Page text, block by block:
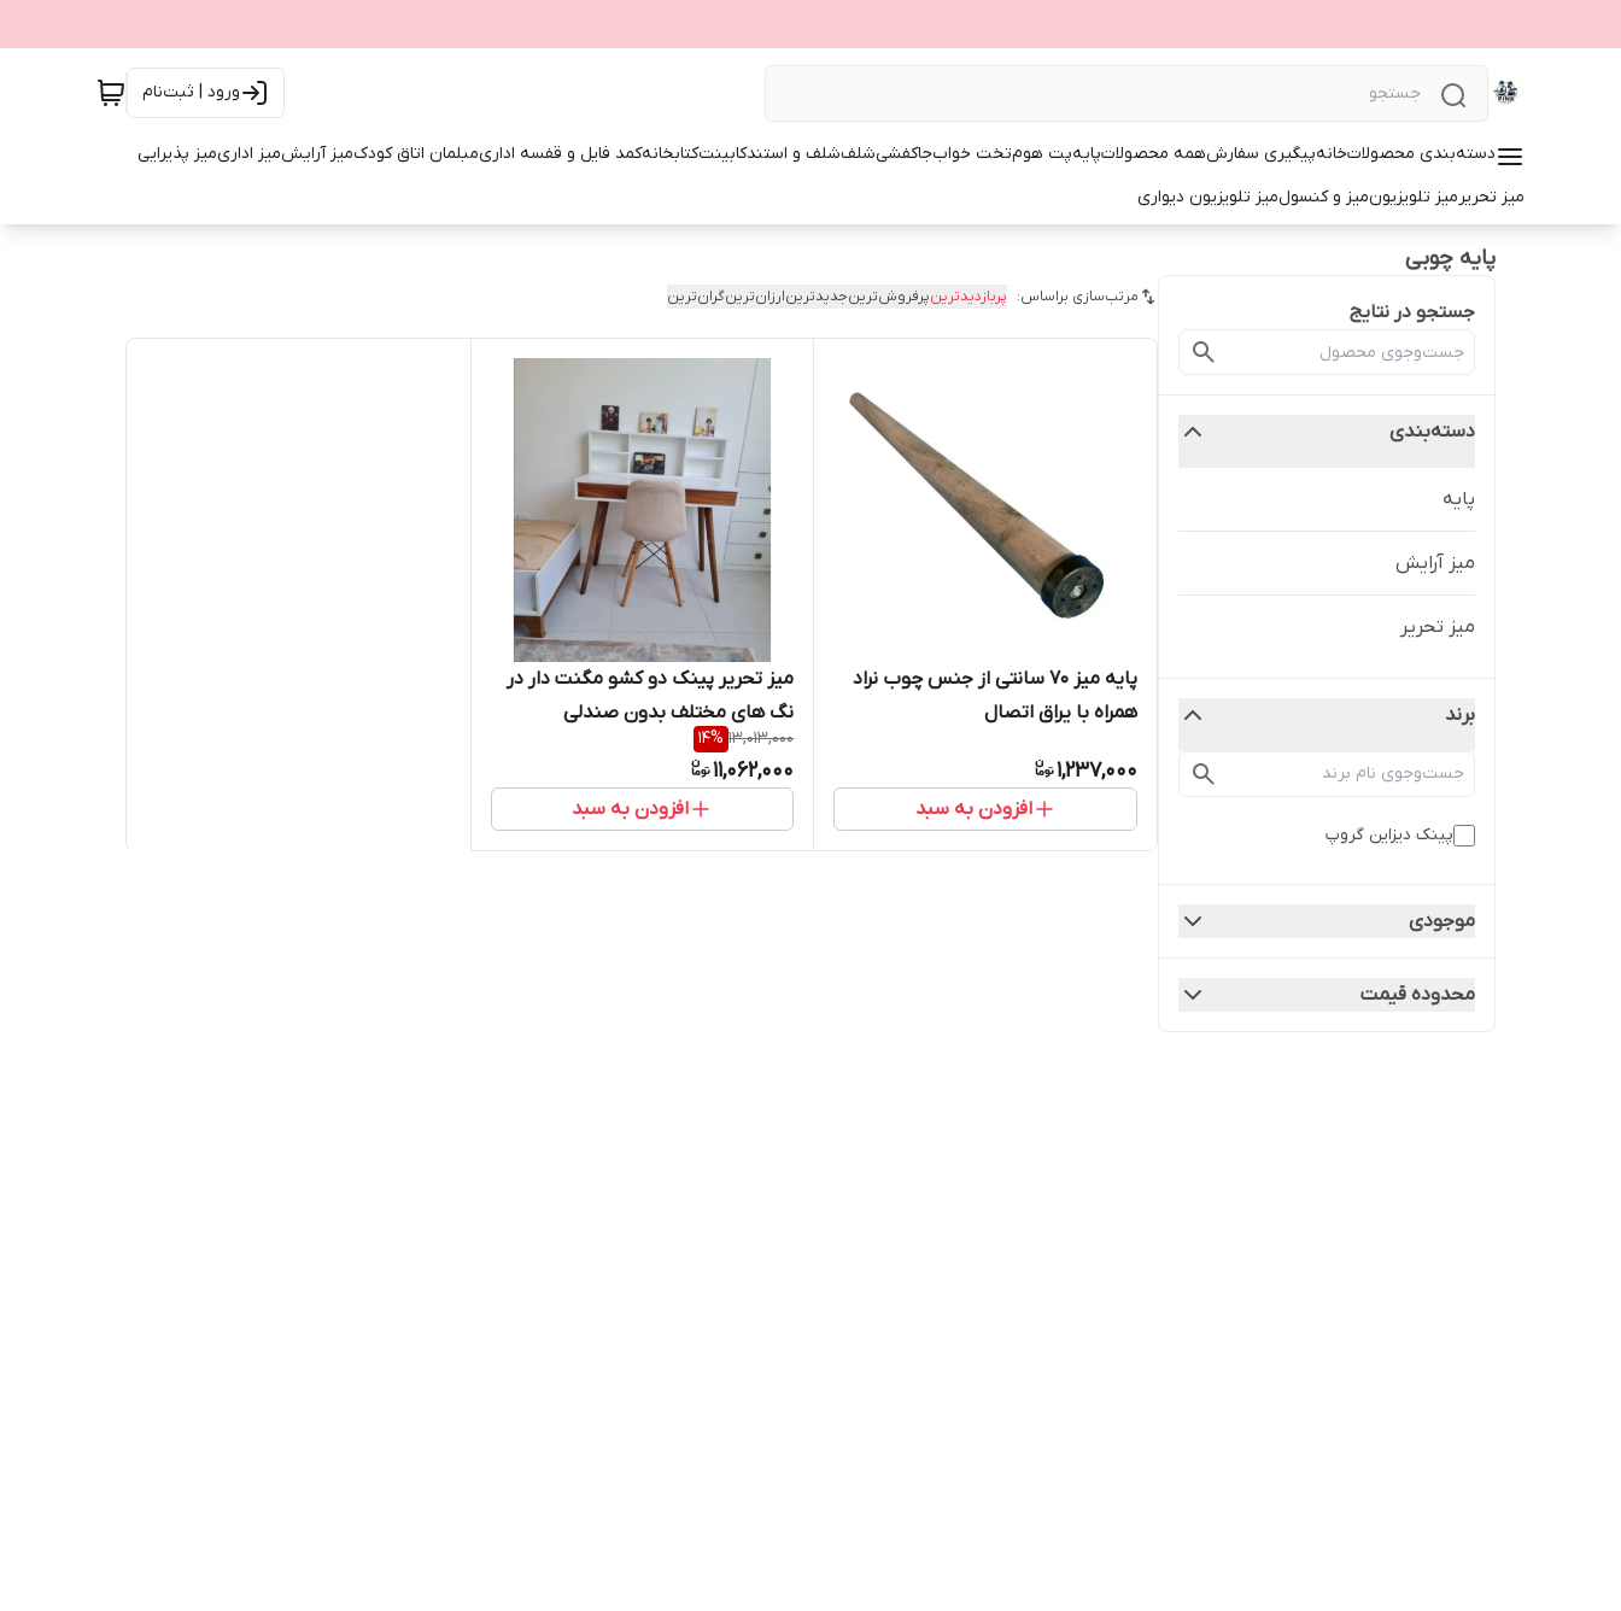
ورود | ثبت‌نام
دسته‌بندی محصولاتخانهپیگیری سفارشهمه محصولاتپایهپت هومتخت خوابجاکفشیشلفشلف و استندکابینتکتابخانهکمد فایل و قفسه اداریمبلمان اتاق کودکمیز آرایشمیز اداریمیز پذیرایی
میز تحریرمیز تلویزیونمیز و کنسولمیز تلویزیون دیواری
پایه چوبی
جستجو در نتایج
دسته‌بندی
پایه
میز آرایش
میز تحریر
برند
پینک دیزاین گروپ
موجودی
محدوده قیمت
مرتب‌سازی براساس: پربازدیدترینپرفروش‌ترینجدیدترینارزان‌ترینگران‌ترین
پایه میز 70 سانتی از جنس چوب نراد
همراه با یراق اتصال
1,237,000
افزودن به سبد
میز تحریر پینک دو کشو مگنت دار در
نگ های مختلف بدون صندلی
13,013,000
14%
11,062,000
افزودن به سبد